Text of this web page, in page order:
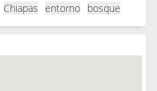
Chiapas entorno bosque